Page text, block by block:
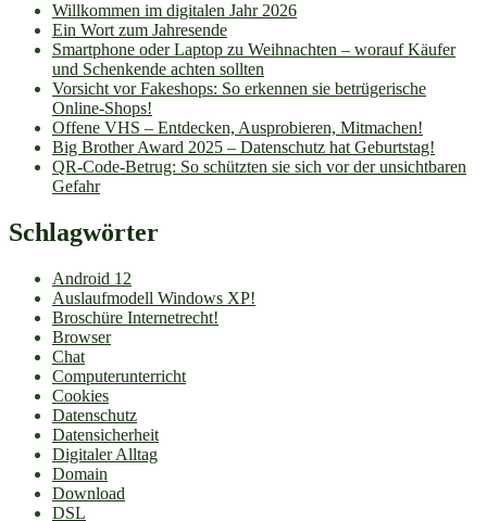
Willkommen im digitalen Jahr 2026
Ein Wort zum Jahresende
Smartphone oder Laptop zu Weihnachten – worauf Käufer
und Schenkende achten sollten
Vorsicht vor Fakeshops: So erkennen sie betrügerische
Online-Shops!
Offene VHS – Entdecken, Ausprobieren, Mitmachen!
Big Brother Award 2025 – Datenschutz hat Geburtstag!
QR-Code-Betrug: So schützten sie sich vor der unsichtbaren
Gefahr
Schlagwörter
Android 12
Auslaufmodell Windows XP!
Broschüre Internetrecht!
Browser
Chat
Computerunterricht
Cookies
Datenschutz
Datensicherheit
Digitaler Alltag
Domain
Download
DSL